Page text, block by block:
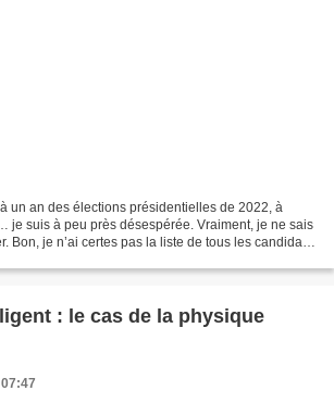
un an des élections présidentielles de 2022, à
je suis à peu près désespérée. Vraiment, je ne sais
Bon, je n’ai certes pas la liste de tous les candidats
: le cas de la physique